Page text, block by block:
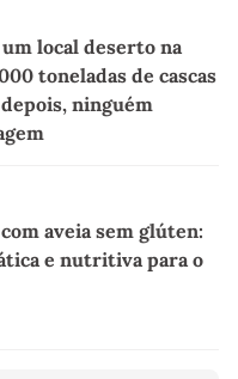
local deserto na
toneladas de cascas
ninguém
aveia sem glúten:
e nutritiva para o